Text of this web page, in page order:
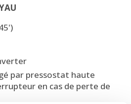
par pressostat haute
en cas de perte de